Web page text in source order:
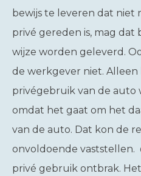
bewijs te leveren dat niet
privé gereden is, mag dat
wijze worden geleverd.
de werkgever niet.
privégebruik van de auto
omdat het gaat om het
van de auto. Dat kon de
onvoldoende
privé gebruik ontbrak.